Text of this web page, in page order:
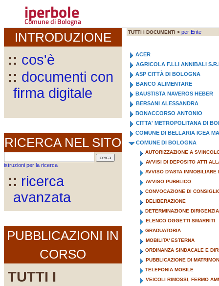
iperbole
Comune di Bologna
INTRODUZIONE
:: cos'è
:: documenti con
firma digitale
RICERCA NEL SITO
istruzioni per la ricerca
:: ricerca
avanzata
PUBBLICAZIONI IN
CORSO
TUTTI I
TUTTI I DOCUMENTI > per Ente
ACER
AGRICOLA F.LLI ANNIBALI
ASP CITTÀ DI BOLOGNA
BANCO ALIMENTARE
BAUSTISTA NAVEROS HEBER
BERSANI ALESSANDRA
BONACCORSO ANTONIO
CITTA' METROPOLITANA DI
COMUNE DI BELLARIA IGEA
COMUNE DI BOLOGNA
AUTORIZZAZIONE A
AVVISI DI DEPOSITO ATTI
AVVISO D'ASTA IMMOBILIARE
AVVISO PUBBLICO
CONVOCAZIONE DI
DELIBERAZIONE
DETERMINAZIONE
ELENCO OGGETTI SMARRITI
GRADUATORIA
MOBILITA' ESTERNA
ORDINANZA SINDACALE E
PUBBLICAZIONE DI
TELEFONIA MOBILE
VEICOLI RIMOSSI, FERMO